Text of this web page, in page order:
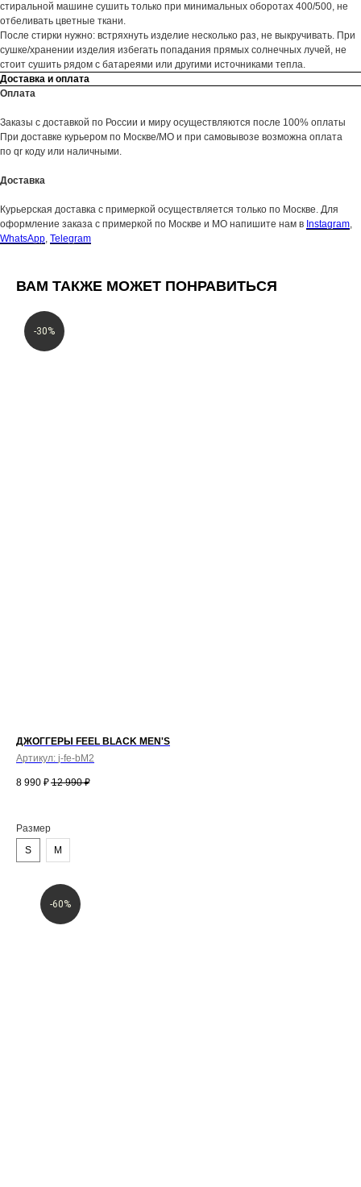
стиральной машине сушить только при минимальных оборотах 400/500, не
отбеливать цветные ткани.
После стирки нужно: встряхнуть изделие несколько раз, не выкручивать. При
сушке/хранении изделия избегать попадания прямых солнечных лучей, не
стоит сушить рядом с батареями или другими источниками тепла.
Доставка и оплата
Оплата
Заказы с доставкой по России и миру осуществляются после 100% оплаты
При доставке курьером по Москве/МО и при самовывозе возможна оплата
по qr коду или наличными.
Доставка
Курьерская доставка с примеркой осуществляется только по Москве. Для
оформление заказа с примеркой по Москве и МО напишите нам в Instagram,
WhatsApp, Telegram
ВАМ ТАКЖЕ МОЖЕТ ПОНРАВИТЬСЯ
-30%
ДЖОГГЕРЫ FEEL BLACK MEN'S
Артикул: j-fe-bM2
8 990 ₽ 12 990 ₽
Размер
S
M
-60%